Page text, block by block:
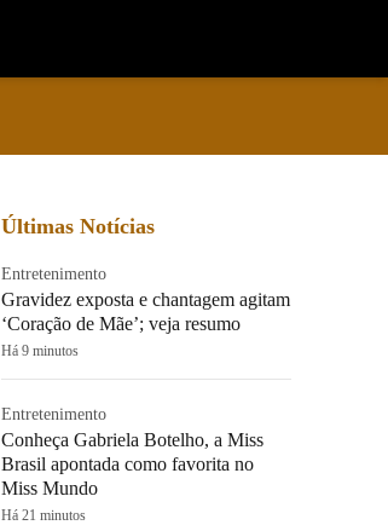
Últimas Notícias
Entretenimento
Gravidez exposta e chantagem agitam
‘Coração de Mãe’; veja resumo
Há 9 minutos
Entretenimento
Conheça Gabriela Botelho, a Miss
Brasil apontada como favorita no
Miss Mundo
Há 21 minutos